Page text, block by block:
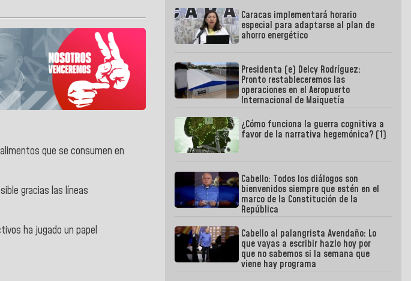
que se consumen en
gracias las líneas
ha jugado un papel
Caracas implementará horario
especial para adaptarse al plan de
ahorro energético
Presidenta (e) Delcy Rodríguez:
Pronto restableceremos las
operaciones en el Aeropuerto
Internacional de Maiquetía
¿Cómo funciona la guerra cognitiva a
favor de la narrativa hegemónica? (1)
Cabello: Todos los diálogos son
bienvenidos siempre que estén en el
marco de la Constitución de la
República
Cabello al palangrista Avendaño: Lo
que vayas a escribir hazlo hoy por
que no sabemos si la semana que
viene hay programa